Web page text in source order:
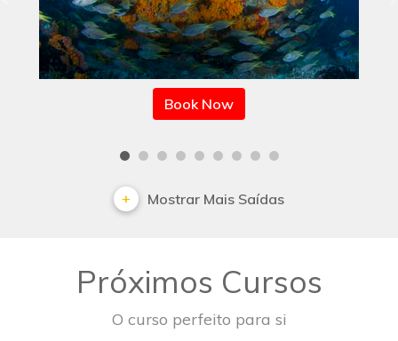
Mostrar Mais Saídas
Próximos Cursos
O curso perfeito para si